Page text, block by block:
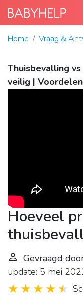
Home Vraag &
Thuisbevalling
veilig |
Hoeveel
Gevraagd
update: 5 mei